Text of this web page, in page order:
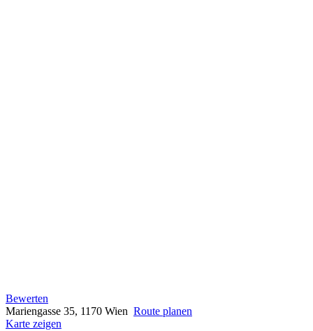
Bewerten
Mariengasse 35, 1170 Wien Route planen
Karte zeigen